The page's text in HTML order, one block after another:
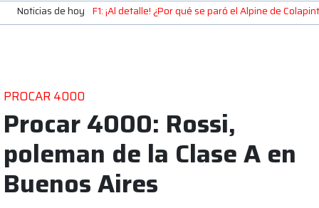
Noticias de hoy F1: ¡Al detalle! ¿Por qué se paró el Alpine de
PROCAR 4000
Procar 4000: Rossi,
poleman de la Clase A en
Buenos Aires